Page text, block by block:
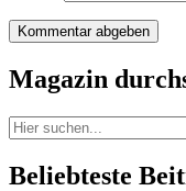
Magazin
Beliebteste